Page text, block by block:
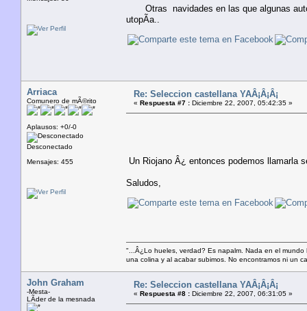
Otras navidades en las que algunas
utopÃ­a..
Arriaca
Comunero de mÃ©rito
Aplausos: +0/-0
Desconectado
Mensajes: 455
Re: Seleccion castellana YAÂ¡Â¡Â¡
« Respuesta #7 : Diciembre 22, 2007, 05:42:35 »
Un Riojano Â¿ entonces podemos llamarla
Saludos,
"...Â¿Lo hueles, verdad? Es napalm. Nada en el
una colina y al acabar subimos. No encontramos ni un
John Graham
-Mesta-
LÃ­der de la mesnada
Re: Seleccion castellana YAÂ¡Â¡Â¡
« Respuesta #8 : Diciembre 22, 2007, 06:31:05 »